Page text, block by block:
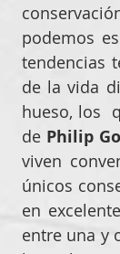
podemos
tendencias
de la vida
hueso, los
de Philip
viven
únicos
en
entre una y